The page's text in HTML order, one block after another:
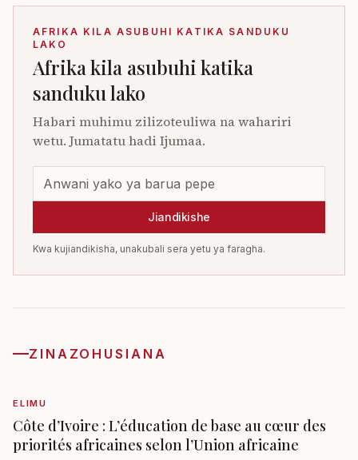
AFRIKA KILA ASUBUHI KATIKA SANDUKU
LAKO
Afrika kila asubuhi katika
sanduku lako
Habari muhimu zilizoteuliwa na wahariri
wetu. Jumatatu hadi Ijumaa.
Jiandikishe
Kwa kujiandikisha, unakubali sera yetu ya faragha.
ZINAZOHUSIANA
ELIMU
Côte d’Ivoire : L’éducation de base au cœur des
priorités africaines selon l’Union africaine